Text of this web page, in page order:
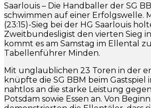
Saarlouis – Die Handballer der SG
schwimmen auf einer Erfolgswelle.
(23:15)-Sieg bei der HG Saarlouis
Zweitbundesligist den vierten Sieg
kommt es am Samstag im Ellental
Tabellenführer Minden.
Mit unglaublichen 23 Toren in der
knüpfte die SG BBM beim Gastspiel
nahtlos an die starke Leistung
Potsdam sowie Essen an. Von